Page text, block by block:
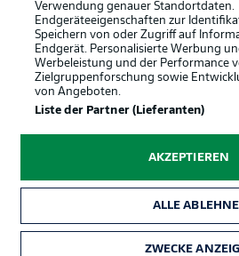
© 2026 Bundesliga-
Anzeige Modus
Verwendung genauer Standortdaten.
Endgeräteeigenschaften zur
Speichern von oder Zugriff auf
Endgerät. Personalisierte Werbung
Werbeleistung und der Performance
Zielgruppenforschung sowie
von Angeboten.
Liste der Partner (Lieferanten)
AKZEPTIEREN
ALLE
ZWECKE